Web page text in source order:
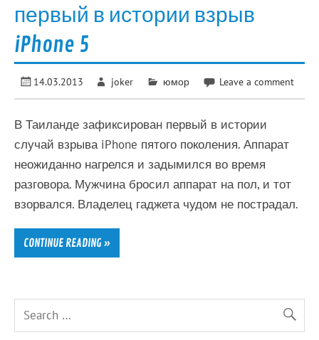
первый в истории взрыв
iPhone 5
14.03.2013 joker юмор Leave a comment
В Таиланде зафиксирован первый в истории
случай взрыва iPhone пятого поколения. Аппарат
неожиданно нагрелся и задымился во время
разговора. Мужчина бросил аппарат на пол, и тот
взорвался. Владелец гаджета чудом не пострадал.
CONTINUE READING »